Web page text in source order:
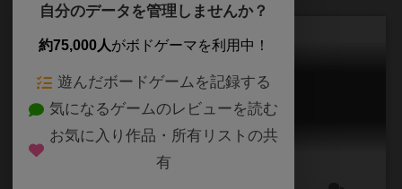
レオパニック
Reopanic
自分のデータを管理しませんか？
約75,000人がボドゲーマを利用中！
遊んだボードゲームを記録する
気になるゲームのレビューを読む
お気に入り作品・所有リストの共
有